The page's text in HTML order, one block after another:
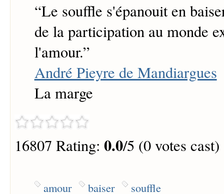
“Le souffle s'épanouit en
de la participation au monde
l'amour.”
André Pieyre de Mandiargues
La marge
16807 Rating: 0.0/5 (0 votes cast)
amour baiser souffle